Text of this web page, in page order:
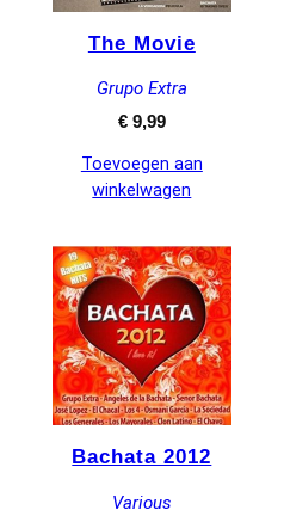
The Movie
Grupo Extra
€9,99
Toevoegen aan
winkelwagen
Bachata 2012
Various